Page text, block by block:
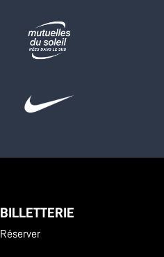
BILLETTERIE
Réserver